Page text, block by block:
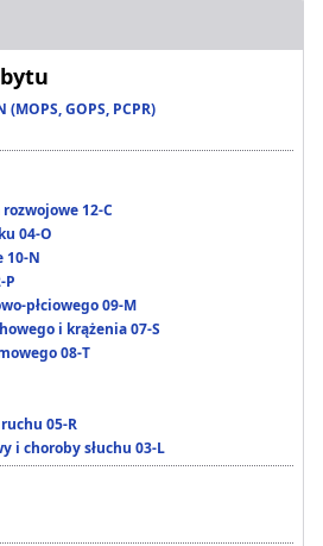
GOPS, PCPR)
12-C
04-O
10-N
P
płciowego 09-M
i krążenia 07-S
08-T
05-R
i choroby słuchu 03-L